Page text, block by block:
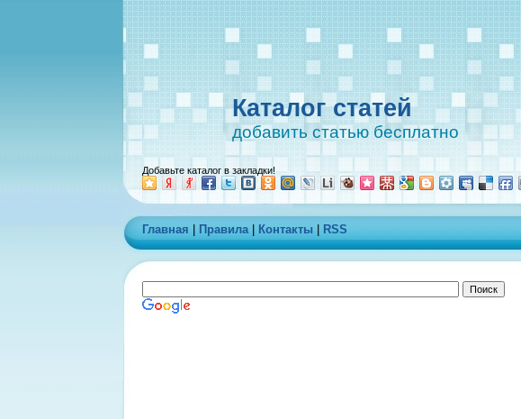
Каталог статей
добавить статью бесплатно
Добавьте каталог в закладки!
Главная Правила| Контакты RSS